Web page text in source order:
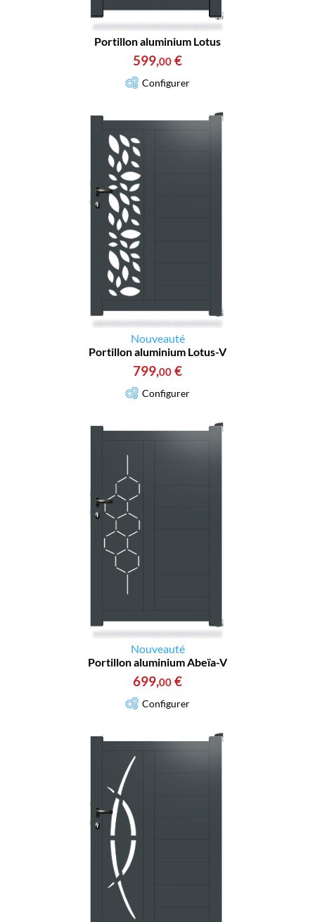
Portillon aluminium Lotus
599,00 €
Configurer
Nouveauté
Portillon aluminium Lotus-V
799,00 €
Configurer
Nouveauté
Portillon aluminium Abeïa-V
699,00 €
Configurer